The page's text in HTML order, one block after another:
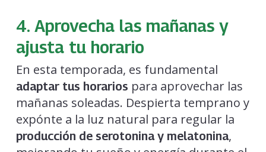
4. Aprovecha las mañanas y
ajusta tu horario
En esta temporada, es fundamental
adaptar tus horarios para aprovechar las
mañanas soleadas. Despierta temprano y
expónte a la luz natural para regular la
producción de serotonina y melatonina,